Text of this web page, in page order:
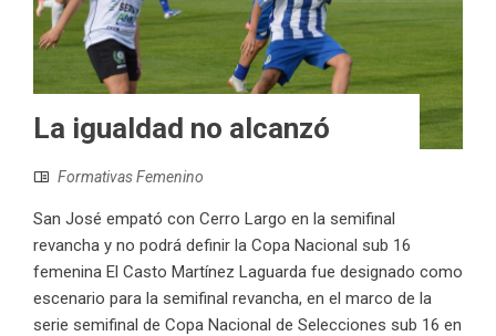
La igualdad no alcanzó
Formativas Femenino
San José empató con Cerro Largo en la semifinal
revancha y no podrá definir la Copa Nacional sub 16
femenina El Casto Martínez Laguarda fue designado como
escenario para la semifinal revancha, en el marco de la
serie semifinal de Copa Nacional de Selecciones sub 16 en